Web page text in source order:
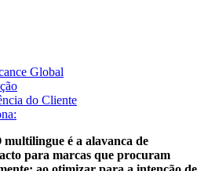
Global
do Cliente
é a alavanca de
para marcas que procuram